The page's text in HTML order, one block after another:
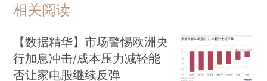
相关阅读
【数据精华】市场警惕欧洲央
行加息冲击/成本压力减轻能
否让家电股继续反弹